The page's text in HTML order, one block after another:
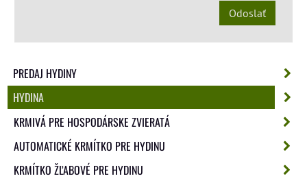
Odoslať
PREDAJ HYDINY
HYDINA
KRMIVÁ PRE HOSPODÁRSKE ZVIERATÁ
AUTOMATICKÉ KRMÍTKO PRE HYDINU
KRMÍTKO ŽĽABOVÉ PRE HYDINU